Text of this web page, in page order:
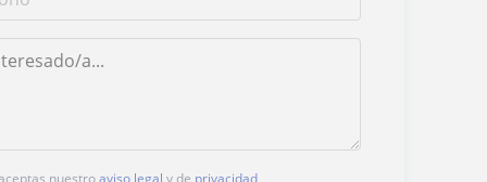
nuestroaviso legal y de privacidad